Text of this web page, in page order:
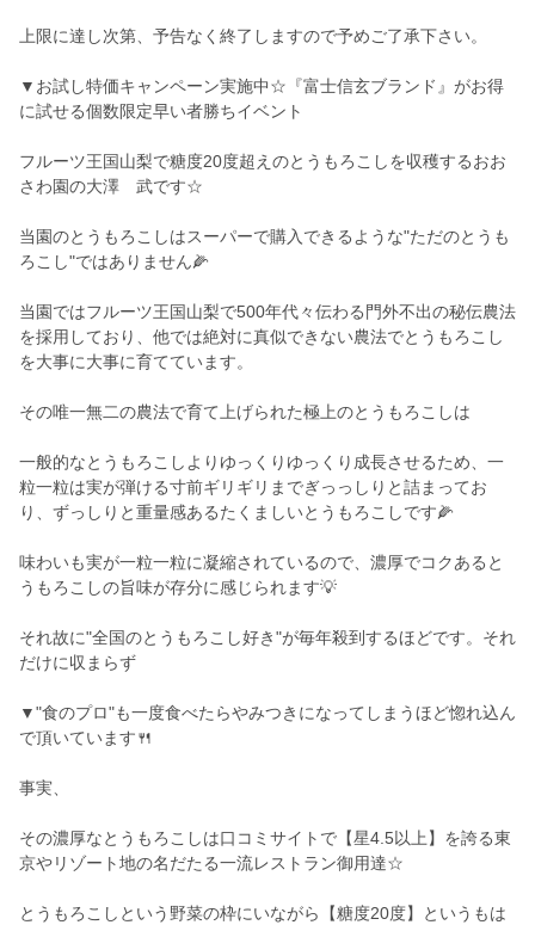
上限に達し次第、予告なく終了しますので予めご了承下さい。
▼お試し特価キャンペーン実施中☆『富士信玄ブランド』がお得
に試せる個数限定早い者勝ちイベント
フルーツ王国山梨で糖度20度超えのとうもろこしを収穫するおお
さわ園の大澤 武です☆
当園のとうもろこしはスーパーで購入できるような"ただのとうも
ろこし"ではありません🌽
当園ではフルーツ王国山梨で500年代々伝わる門外不出の秘伝農法
を採用しており、他では絶対に真似できない農法でとうもろこし
を大事に大事に育てています。
その唯一無二の農法で育て上げられた極上のとうもろこしは
一般的なとうもろこしよりゆっくりゆっくり成長させるため、一
粒一粒は実が弾ける寸前ギリギリまでぎっっしりと詰まってお
り、ずっしりと重量感あるたくましいとうもろこしです🌽
味わいも実が一粒一粒に凝縮されているので、濃厚でコクあると
うもろこしの旨味が存分に感じられます💡
それ故に"全国のとうもろこし好き"が毎年殺到するほどです。それ
だけに収まらず
▼"食のプロ"も一度食べたらやみつきになってしまうほど惚れ込ん
で頂いています🍴
事実、
その濃厚なとうもろこしは口コミサイトで【星4.5以上】を誇る東
京やリゾート地の名だたる一流レストラン御用達☆
とうもろこしという野菜の枠にいながら【糖度20度】というもは